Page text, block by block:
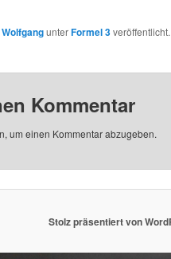
WolfgangunterFormel 3
Kommentar
um einen Kommentar abzugeben.
Stolz präsentiert von